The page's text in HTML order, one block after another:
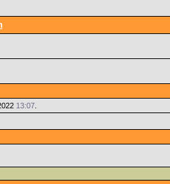
13:07.